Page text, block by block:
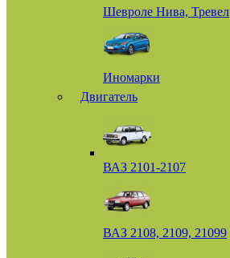
Шевроле Нива, Тревел
Иномарки
Двигатель
ВАЗ 2101-2107
ВАЗ 2108, 2109, 21099